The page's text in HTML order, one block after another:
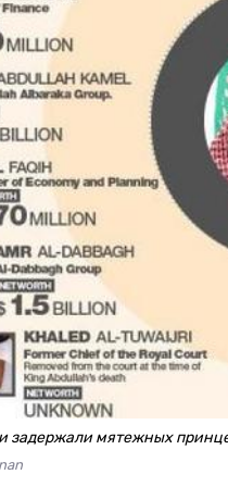
задержали мятежных